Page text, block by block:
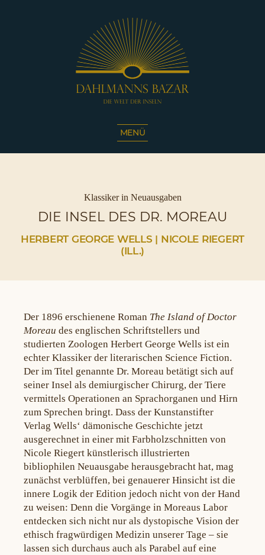
Die
Inseln
|
Café
Sassnitz
MENÜ
Kategorien
Klassiker in Neuausgaben
DIE INSEL DES DR. MOREAU
HERBERT GEORGE WELLS | NICOLE RIEGERT
(ILL.)
Der 1896 erschienene Roman The Island of Doctor
Moreau des englischen Schriftstellers und
studierten Zoologen Herbert George Wells ist ein
echter Klassiker der literarischen Science Fiction.
Der im Titel genannte Dr. Moreau betätigt sich auf
seiner Insel als demiurgischer Chirurg, der Tiere
vermittels Operationen an Sprachorganen und Hirn
zum Sprechen bringt. Dass der Kunstanstifter
Verlag Wells‘ dämonische Geschichte jetzt
ausgerechnet in einer mit Farbholzschnitten von
Nicole Riegert künstlerisch illustrierten
bibliophilen Neuausgabe herausgebracht hat, mag
zunächst verblüffen, bei genauerer Hinsicht ist die
innere Logik der Edition jedoch nicht von der Hand
zu weisen: Denn die Vorgänge in Moreaus Labor
entdecken sich nicht nur als dystopische Vision der
ethisch fragwürdigen Medizin unserer Tage – sie
lassen sich durchaus auch als Parabel auf eine